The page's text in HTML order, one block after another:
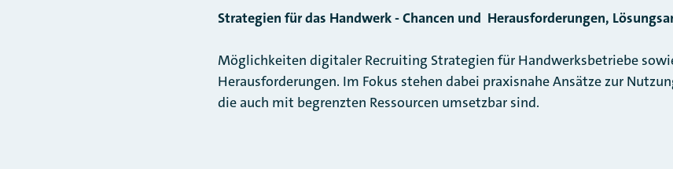
Strategien für das Handwerk - Chancen und Herausforderungen,
Möglichkeiten digitaler Recruiting Strategien für Handwerksbetriebe
Herausforderungen. Im Fokus stehen dabei praxisnahe Ansätze zur
die auch mit begrenzten Ressourcen umsetzbar sind.